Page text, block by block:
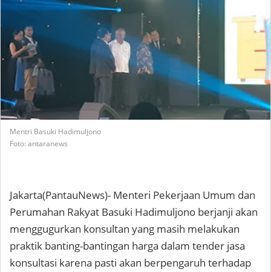
Mentri Basuki Hadimuljono
Foto: antaranews
Jakarta(PantauNews)- Menteri Pekerjaan Umum dan
Perumahan Rakyat Basuki Hadimuljono berjanji akan
menggugurkan konsultan yang masih melakukan
praktik banting-bantingan harga dalam tender jasa
konsultasi karena pasti akan berpengaruh terhadap